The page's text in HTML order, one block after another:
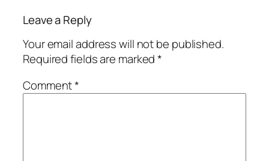
Leave a Reply
Your email address will not be published.
Required fields are marked*
Comment*